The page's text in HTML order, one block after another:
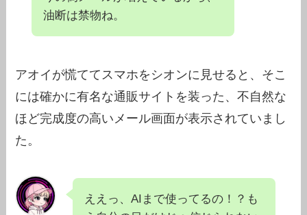
油断は禁物ね。
アオイが慌ててスマホをシオンに見せると、そこ
には確かに有名な通販サイトを装った、不自然な
ほど完成度の高いメール画面が表示されていまし
た。
ええっ、AIまで使ってるの！？も